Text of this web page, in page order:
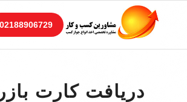
02188906729
دریافت کارت